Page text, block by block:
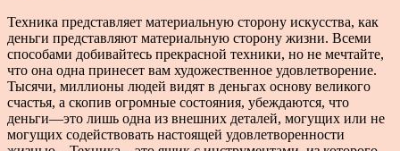
Техника представляет материальную сторону искусства, как
деньги представляют материальную сторону жизни. Всеми
способами добивайтесь прекрасной техники, но не мечтайте,
что она одна принесет вам художественное удовлетворение.
Тысячи, миллионы людей видят в деньгах основу великого
счастья, а скопив огромные состояния, убеждаются, что
деньги—это лишь одна из внешних деталей, могущих или не
могущих содействовать настоящей удовлетворенности